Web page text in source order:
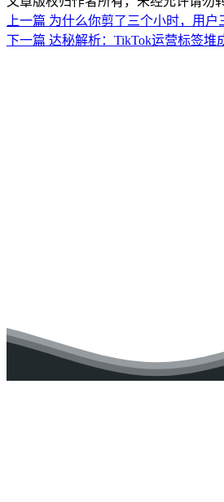
上一篇 为什么你剪了三个小时，用户
下一篇 达秘解析：TikTok运营标签